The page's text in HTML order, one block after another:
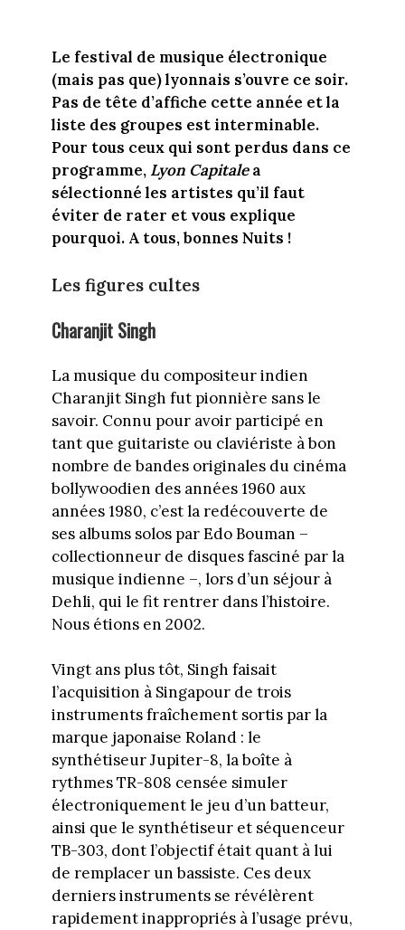
Le festival de musique électronique
(mais pas que) lyonnais s’ouvre ce soir.
Pas de tête d’affiche cette année et la
liste des groupes est interminable.
Pour tous ceux qui sont perdus dans ce
programme, Lyon Capitalea
sélectionné les artistes qu’il faut
éviter de rater et vous explique
pourquoi. A tous, bonnes Nuits !
Les figures cultes
Charanjit Singh
La musique du compositeur indien
Charanjit Singh fut pionnière sans le
savoir. Connu pour avoir participé en
tant que guitariste ou claviériste à bon
nombre de bandes originales du cinéma
bollywoodien des années 1960 aux
années 1980, c’est la redécouverte de
ses albums solos par Edo Bouman –
collectionneur de disques fasciné par la
musique indienne –, lors d’un séjour à
Dehli, qui le fit rentrer dans l’histoire.
Nous étions en 2002.
Vingt ans plus tôt, Singh faisait
l’acquisition à Singapour de trois
instruments fraîchement sortis par la
marque japonaise Roland : le
synthétiseur Jupiter-8, la boîte à
rythmes TR-808 censée simuler
électroniquement le jeu d’un batteur,
ainsi que le synthétiseur et séquenceur
TB-303, dont l’objectif était quant à lui
de remplacer un bassiste. Ces deux
derniers instruments se révélèrent
rapidement inappropriés à l’usage prévu,